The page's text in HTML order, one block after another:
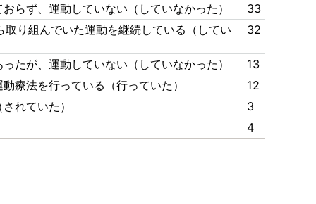
らず、運動していない（していなかった）
33
取り組んでいた運動を継続している（してい
32
たが、運動していない（していなかった）
13
療法を行っている（行っていた）
12
れていた）
3
4